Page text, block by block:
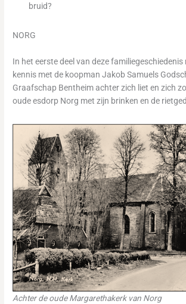
bruid?
NORG
In het eerste deel van deze
kennis met de koopman Jakob Samuels
Graafschap Bentheim achter zich liet en zich
oude esdorp Norg met zijn brinken en de
Achter de oude Margarethakerk van Norg